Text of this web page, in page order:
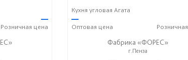
—
Розничная цена
Кухня угловая Агата
—
Оптовая цена Розничная
Фабрика «ФОРЕС»
г.Пенза